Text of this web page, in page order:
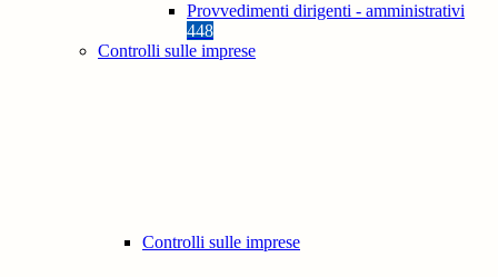
Provvedimenti dirigenti - amministrativi
448
Controlli sulle imprese
Controlli sulle imprese